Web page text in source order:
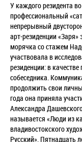
У каждого резидента
профессиональный
непрерывный
арт-резиденции «Заря»
морячка со стажем
участвовала в
резиденции: в
собеседника.
продолжить свои
года она приняла
Александра
называется «Люди из
владивостокского
Русский». Пятнадцать